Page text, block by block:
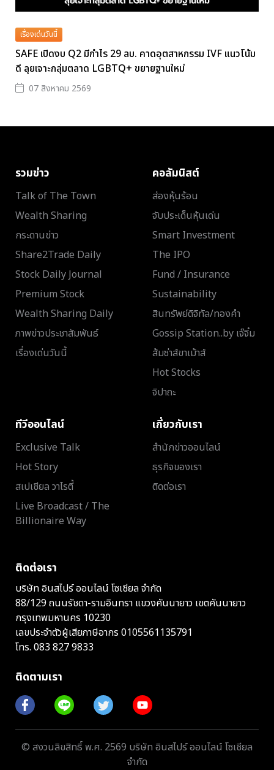
เรื่องเด่นวันนี้
SAFE เปิดงบ Q2 มีกำไร 29 ลบ. คาดอุตสาหกรรม IVF แนวโน้ม
ดี ลุยเจาะกลุ่มตลาด LGBTQ+ ขยายฐานใหม่
07 สิงหาคม 2569
รวมข่าว
Talk of The Town
Wealth Sharing
กระดานข่าว
Share2Trade Daily
Stock Daily Journal
Premium Stock
Wealth Sharing Daily
ภาพข่าวประชาสัมพันธ์
เรื่องเด่นวันนี้
คอลัมนิสต์
ส่องหุ้นร้อน
จับประเด็นหุ้นเด่น
Smart Investment
The IPO
Fund / Insurance
Sustainability
สินทรัพย์ดิจิทัล/ทองคำ
Gossip Station..by เจ๊จิ๋ม
ส้มซ่าส์ขาเม้าส์
Hot Stocks
จิปาถะ
ทีวีออนไลน์
Exclusive Talk
Hot Story
สเปเชียล วาไรตี้
Live Broadcast / The
Billionaire Way
เกี่ยวกับเรา
สำนักข่าวออนไลน์
ธุรกิจของเรา
ติดต่อเรา
ติดต่อเรา
บริษัท อินสไปร์ ออนไลน์ โซเชียล จำกัด
88/129 ถนนรัชดา-รามอินทรา แขวงคันนายาว เขตคันนายาว
กรุงเทพมหานคร 10230
เลขประจำตัวผู้เสียภาษีอากร 0105561135791
โทร. 083 827 9833
ติดตามเรา
© สงวนลิขสิทธิ์ พ.ศ. 2569 บริษัท อินสไปร์ ออนไลน์ โซเชียล
จำกัด